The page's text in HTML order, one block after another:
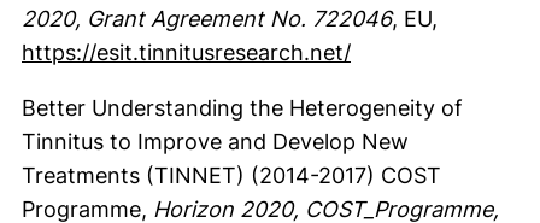
2020, Grant Agreement No. 722046, EU,
https://esit.tinnitusresearch.net/(externer Link,
Better Understanding the Heterogeneity of
Tinnitus to Improve and Develop New
Treatments (TINNET) (2014-2017) COST
Programme, Horizon 2020, COST_Programme,